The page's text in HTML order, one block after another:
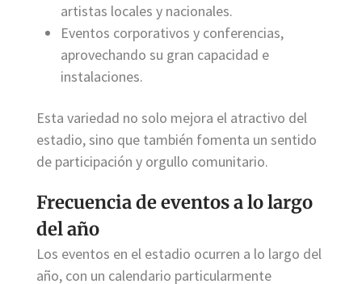
artistas locales y nacionales.
Eventos corporativos y conferencias,
aprovechando su gran capacidad e
instalaciones.
Esta variedad no solo mejora el atractivo del
estadio, sino que también fomenta un sentido
de participación y orgullo comunitario.
Frecuencia de eventos a lo largo
del año
Los eventos en el estadio ocurren a lo largo del
año, con un calendario particularmente